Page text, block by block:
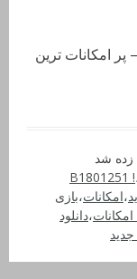
دانلود MiXplorer 6.24.2_B1801251 – پر امکانات ترین
شد
،امکانات،بازی
امکانات،دانلود